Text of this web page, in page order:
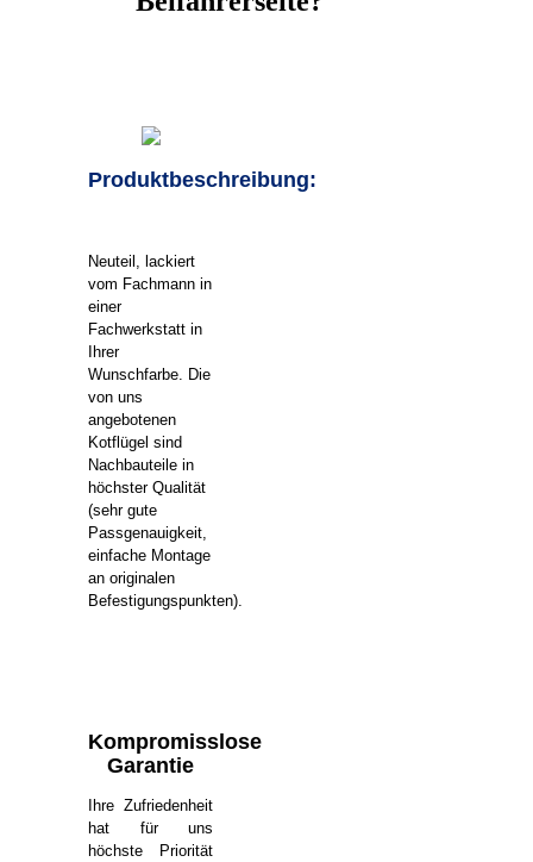
Produktbeschreibung:
Neuteil, lackiert
vom Fachmann in
einer
Fachwerkstatt in
Ihrer
Wunschfarbe. Die
von uns
angebotenen
Kotflügel sind
Nachbauteile in
höchster Qualität
(sehr gute
Passgenauigkeit,
einfache Montage
an originalen
Befestigungspunkten).
Kompromisslose
Garantie
Ihre Zufriedenheit
hat für uns
höchste Priorität